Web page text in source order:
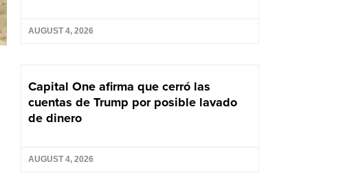
AUGUST 4, 2026
Capital One afirma que cerró las
cuentas de Trump por posible lavado
de dinero
AUGUST 4, 2026